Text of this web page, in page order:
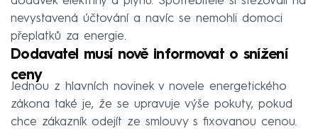
nevystavená účtování a navíc se nemohli domoci
přeplatků za energie.
Dodavatel musí nově informovat o snížení
ceny
Jednou z hlavních novinek v novele energetického
zákona také je, že se upravuje výše pokuty, pokud
chce zákazník odejít ze smlouvy s fixovanou cenou.